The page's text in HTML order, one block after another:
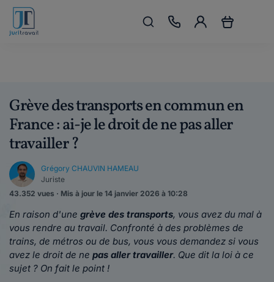
Grève des transports en commun en
France : ai-je le droit de ne pas aller
travailler ?
Grégory CHAUVIN HAMEAU
Juriste
43.352 vues · Mis à jour le 14 janvier 2026 à 10:28
En raison d'une grève des transports, vous avez du mal à
vous rendre au travail. Confronté à des problèmes de
trains, de métros ou de bus, vous vous demandez si vous
avez le droit de ne pas aller travailler. Que dit la loi à ce
sujet ? On fait le point !